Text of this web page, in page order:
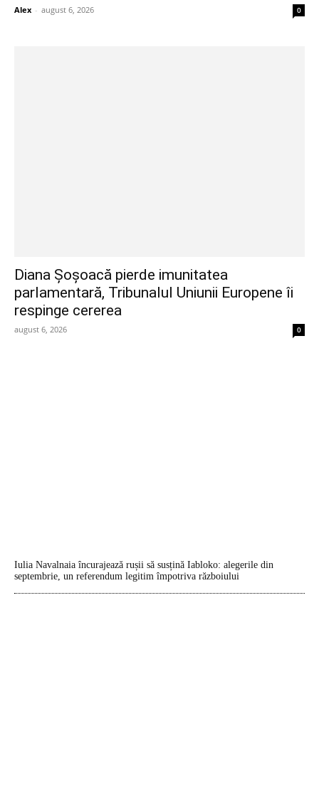
Alex - august 6, 2026 0
Diana Șoșoacă pierde imunitatea
parlamentară, Tribunalul Uniunii Europene îi
respinge cererea
august 6, 2026 0
Iulia Navalnaia încurajează rușii să susțină Iabloko: alegerile din
septembrie, un referendum legitim împotriva războiului